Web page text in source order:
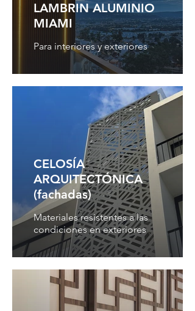
LAMBRIN ALUMINIO
MIAMI
Para interiores y exteriores
CELOSÍA
ARQUITECTÓNICA
(fachadas)
Materiales resistentes a las
condiciones en exteriores